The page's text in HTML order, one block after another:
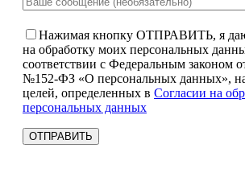
Нажимая кнопку ОТПРАВИТЬ, я даю
на обработку моих персональных
соответствии с Федеральным законом
№152-ФЗ «О персональных данных»,
целей, определенных в Согласии на
персональных данных